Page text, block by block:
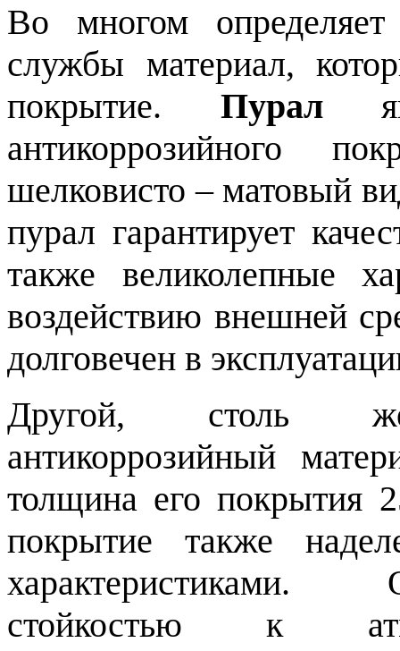
Во многом определяет
службы материал,
покрытие. Пурал
антикоррозийного
шелковисто – матовый
пурал гарантирует
также великолепные
воздействию внешней
долговечен в
Другой, столь
антикоррозийный
толщина его покрытия
покрытие также
стойкостью к